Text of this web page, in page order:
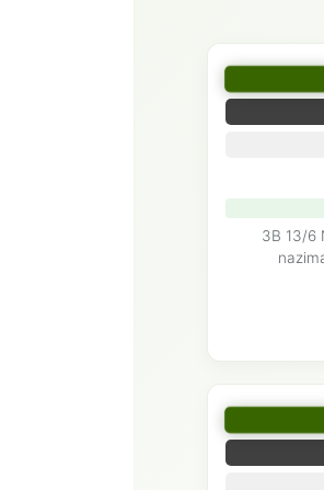
📍 3B 13/6 Nazeer Heights